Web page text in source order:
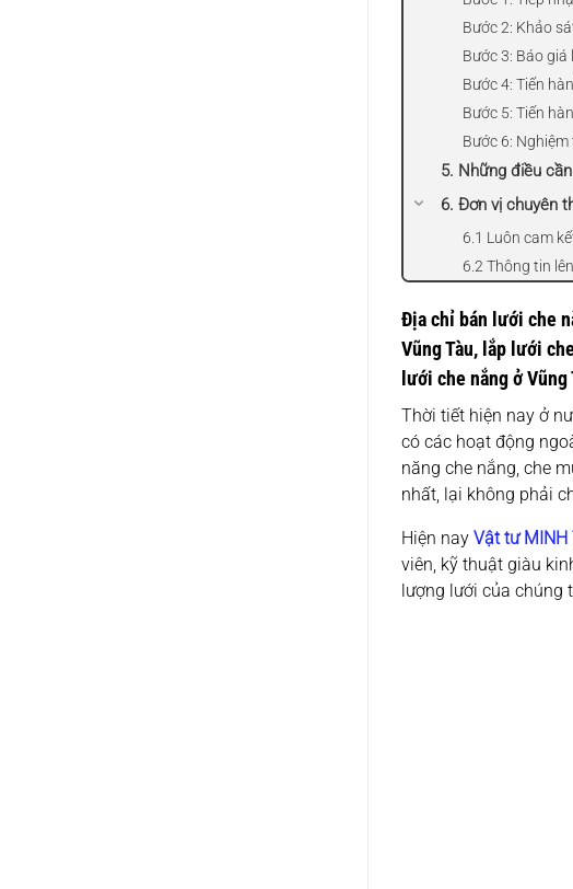
Bước 2: Khảo
Bước 3: Báo giá
Bước 4: Tiến
Bước 5: Tiến
Bước 6:
5. Những điều
6. Đơn vị chuyên
6.1 Luôn cam
6.2 Thông tin
Địa chỉ bán lưới che
Vũng Tàu, lắp lưới
lưới che nắng ở
Thời tiết hiện nay ở
có các hoạt động
năng che nắng, che
nhất, lại không phải
Hiện nay Vật tư MINH
viên, kỹ thuật giàu
lượng lưới của chúng